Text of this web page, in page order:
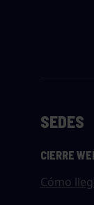
SEDES
CIERRE
Cómo